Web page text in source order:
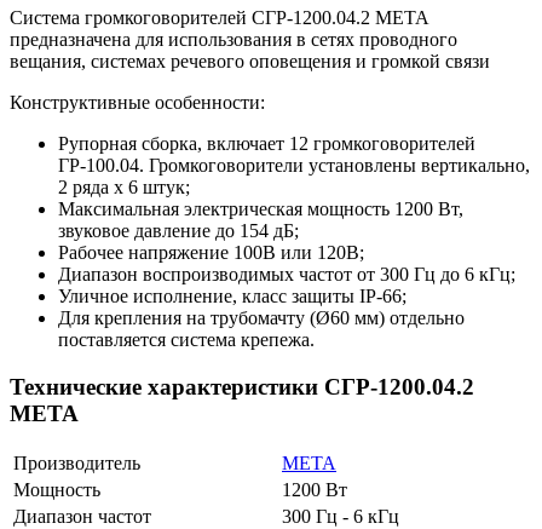
Система громкоговорителей СГР-1200.04.2 МЕТА
предназначена для использования в сетях проводного
вещания, системах речевого оповещения и громкой связи
Конструктивные особенности:
Рупорная сборка, включает 12 громкоговорителей
ГР-100.04. Громкоговорители установлены вертикально,
2 ряда х 6 штук;
Максимальная электрическая мощность 1200 Вт,
звуковое давление до 154 дБ;
Рабочее напряжение 100В или 120В;
Диапазон воспроизводимых частот от 300 Гц до 6 кГц;
Уличное исполнение, класс защиты IP-66;
Для крепления на трубомачту (Ø60 мм) отдельно
поставляется система крепежа.
Технические характеристики СГР-1200.04.2
МЕТА
Производитель
МЕТА
Мощность
1200 Вт
Диапазон частот
300 Гц - 6 кГц